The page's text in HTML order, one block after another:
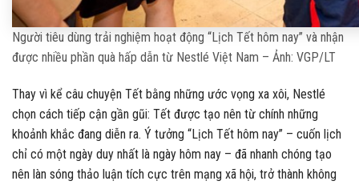
Người tiêu dùng trải nghiệm hoạt động “Lịch Tết hôm nay” và nhận
được nhiều phần quà hấp dẫn từ Nestlé Việt Nam – Ảnh: VGP/LT
Thay vì kể câu chuyện Tết bằng những ước vọng xa xôi, Nestlé
chọn cách tiếp cận gần gũi: Tết được tạo nên từ chính những
khoảnh khắc đang diễn ra. Ý tưởng “Lịch Tết hôm nay” – cuốn lịch
chỉ có một ngày duy nhất là ngày hôm nay – đã nhanh chóng tạo
nên làn sóng thảo luận tích cực trên mạng xã hội, trở thành không